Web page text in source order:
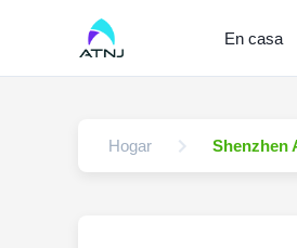
En casa
Hogar Shenzhen